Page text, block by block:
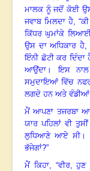
ਮਾਲਕ ਨੂੰ ਜਦੋਂ ਕੋਈ
ਜਵਾਬ ਮਿਲਦਾ ਹੈ,
ਕਿੱਧਰ ਘੁਮਾਂਕੇ
ਉਸ ਦਾ ਅਧਿਕਾਰ ਹੈ,
ਇੰਨੀ ਛੋਟੀ ਕਰ
ਆਉਂਦਾ ।ਇਸ
ਸਮੁਦਾਇਆਂ ਵਿੱਚ
ਲਗਦੇ ਹਨ ਅਤੇ ਵੰਡੀਆਂ
ਮੈਂ ਆਪਣਾ ਤਜਰਬਾ
ਯਾਰ ਪਹਿਲਾਂ ਵੀ
ਲੁਧਿਆਣੇ ਆਏ ਸੀ।
ਭੱਜੇਗਾਂ?”
ਮੈਂ ਕਿਹਾ, “ਵੀਰ,